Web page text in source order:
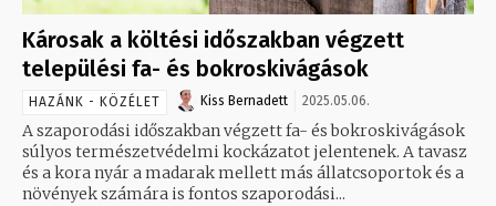
Károsak a költési időszakban végzett
települési fa- és bokroskivágások
HAZÁNK - KÖZÉLET Kiss Bernadett 2025.05.06.
A szaporodási időszakban végzett fa- és bokroskivágások
súlyos természetvédelmi kockázatot jelentenek. A tavasz
és a kora nyár a madarak mellett más állatcsoportok és a
növények számára is fontos szaporodási...